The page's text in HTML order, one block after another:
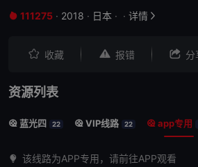
 111275 · 2018 · 日本 · · 详情 
 收藏  报错  分
资源列表
 蓝光四 22  VIP线路 22  app专用
该线路为APP专用，请前往APP观看